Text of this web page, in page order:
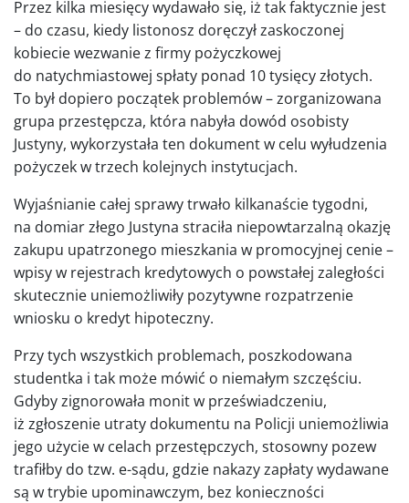
Przez kilka miesięcy wydawało się, iż tak faktycznie jest
– do czasu, kiedy listonosz doręczył zaskoczonej
kobiecie wezwanie z firmy pożyczkowej
do natychmiastowej spłaty ponad 10 tysięcy złotych.
To był dopiero początek problemów – zorganizowana
grupa przestępcza, która nabyła dowód osobisty
Justyny, wykorzystała ten dokument w celu wyłudzenia
pożyczek w trzech kolejnych instytucjach.
Wyjaśnianie całej sprawy trwało kilkanaście tygodni,
na domiar złego Justyna straciła niepowtarzalną okazję
zakupu upatrzonego mieszkania w promocyjnej cenie –
wpisy w rejestrach kredytowych o powstałej zaległości
skutecznie uniemożliwiły pozytywne rozpatrzenie
wniosku o kredyt hipoteczny.
Przy tych wszystkich problemach, poszkodowana
studentka i tak może mówić o niemałym szczęściu.
Gdyby zignorowała monit w przeświadczeniu,
iż zgłoszenie utraty dokumentu na Policji uniemożliwia
jego użycie w celach przestępczych, stosowny pozew
trafiłby do tzw. e-sądu, gdzie nakazy zapłaty wydawane
są w trybie upominawczym, bez konieczności